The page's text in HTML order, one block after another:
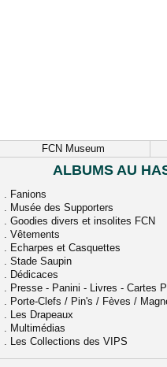
FCN Museum
ALBUMS AU
. Fanions
. Musée des Supporters
. Goodies divers et insolites FCN
. Vêtements
. Echarpes et Casquettes
. Stade Saupin
. Dédicaces
. Presse - Panini - Livres - Cartes
. Porte-Clefs / Pin's / Fèves /
. Les Drapeaux
. Multimédias
. Les Collections des VIPS